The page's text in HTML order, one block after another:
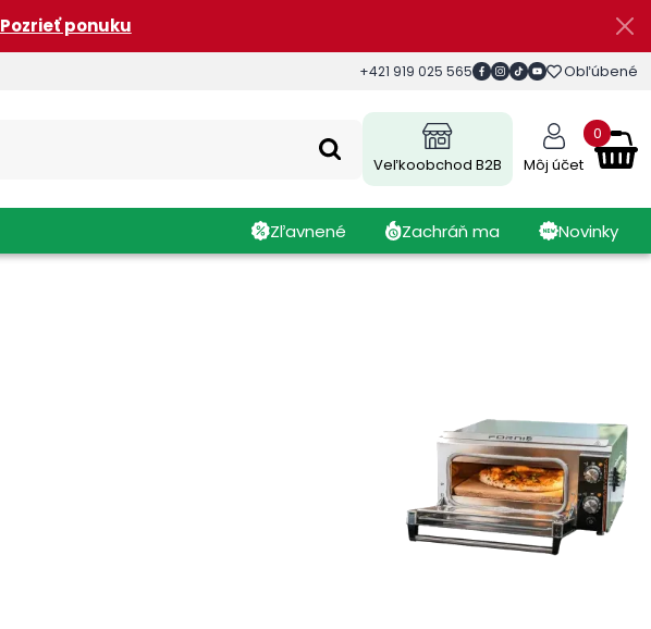
Pozrieť ponuku
+421 919 025 565 Obľúbené
Veľkoobchod B2B Môj účet
0
Zľavnené Zachráň ma Novinky